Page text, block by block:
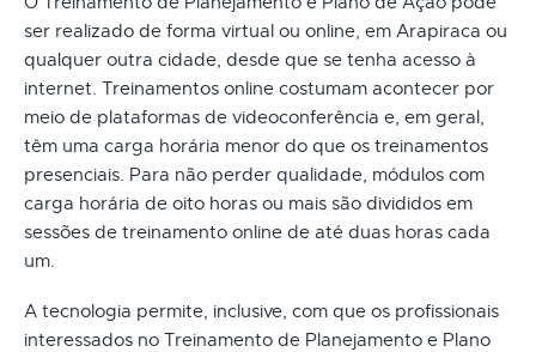
ser realizado de forma virtual ou online, em Arapiraca ou
qualquer outra cidade, desde que se tenha acesso à
internet. Treinamentos online costumam acontecer por
meio de plataformas de videoconferência e, em geral,
têm uma carga horária menor do que os treinamentos
presenciais. Para não perder qualidade, módulos com
carga horária de oito horas ou mais são divididos em
sessões de treinamento online de até duas horas cada
um.
A tecnologia permite, inclusive, com que os profissionais
interessados no Treinamento de Planejamento e Plano